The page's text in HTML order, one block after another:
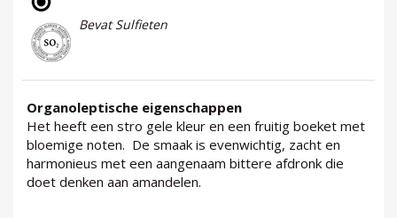
Bevat Sulfieten
Organoleptische eigenschappen
Het heeft een stro gele kleur en een fruitig boeket met
bloemige noten. De smaak is evenwichtig, zacht en
harmonieus met een aangenaam bittere afdronk die
doet denken aan amandelen.